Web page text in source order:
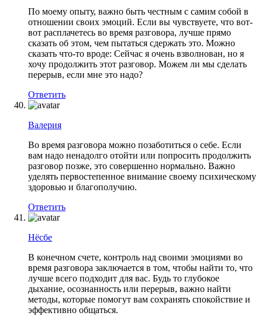
По моему опыту, важно быть честным с самим собой в
отношении своих эмоций. Если вы чувствуете, что вот-
вот расплачетесь во время разговора, лучше прямо
сказать об этом, чем пытаться сдержать это. Можно
сказать что-то вроде: Сейчас я очень взволнован, но я
хочу продолжить этот разговор. Можем ли мы сделать
перерыв, если мне это надо?
Ответить
Валерия
Во время разговора можно позаботиться о себе. Если
вам надо ненадолго отойти или попросить продолжить
разговор позже, это совершенно нормально. Важно
уделять первостепенное внимание своему психическому
здоровью и благополучию.
Ответить
Нёсбе
В конечном счете, контроль над своими эмоциями во
время разговора заключается в том, чтобы найти то, что
лучше всего подходит для вас. Будь то глубокое
дыхание, осознанность или перерыв, важно найти
методы, которые помогут вам сохранять спокойствие и
эффективно общаться.